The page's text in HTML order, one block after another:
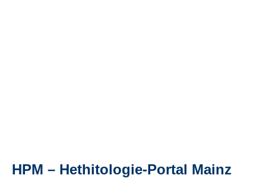
HPM – Hethitologie-Portal Mainz